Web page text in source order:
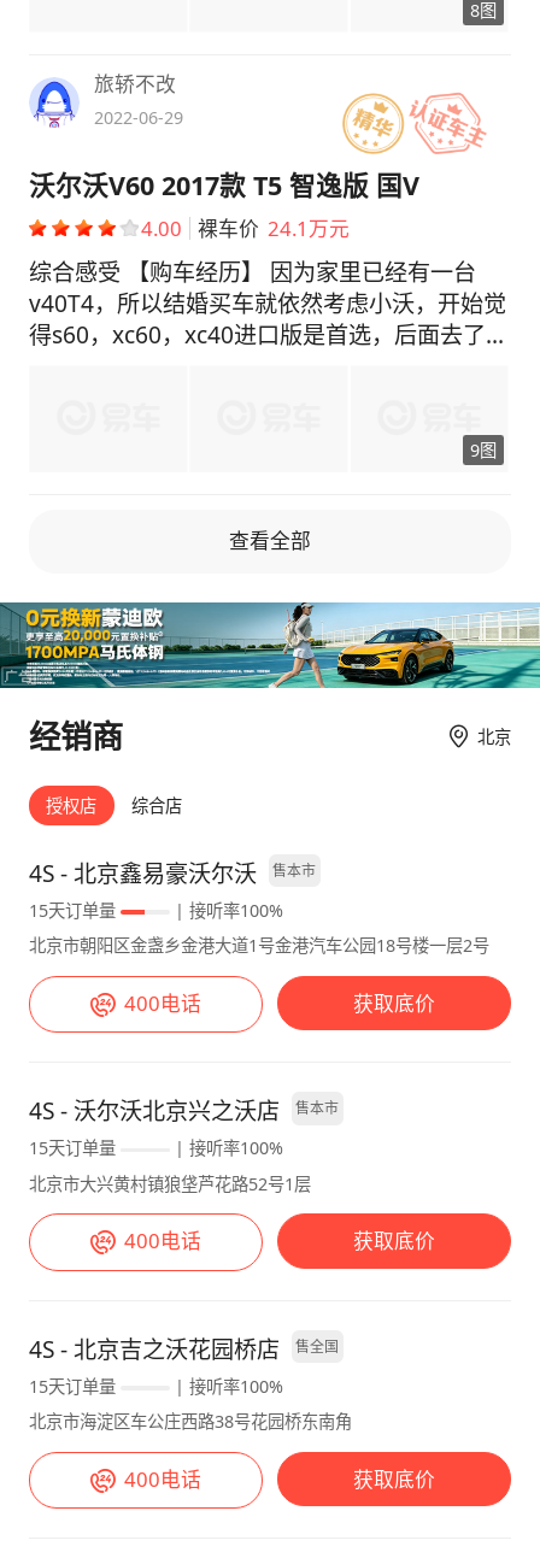
税2.6万左右。落地价格大概在32.4万元上下，
养、贴膜、脚垫和行车记录仪等东西。 【驾驶
感受】 虽然搭载的是2.0T发动机，但最大马力
为197Ps。从起步开始就能感受到强劲的动力输
出和稳定的操控性，尤其是在高速行驶时的推背
感尤为强烈。方向盘手感轻盈且精准度高，让我
在驾驶过程中充满信心与安全感！还有就是底盘
调校得当，即使在颠簸路段也能保持稳定舒适的
感觉。 【最满意】 车子的外观是我最满意的地
方，因为第一眼看到这台车的时候就被它的颜值
的设计语言和犀利的车灯组组合而成使得整个车
辆看起来非常霸气十足。 【不满意】 新车刚提
观是我喜欢的类型，看着特别运动年轻。车头的
睛力也很强，车身线条流畅自然也很有力量感与
豪华气息并存的感觉，每次开着它出门回头率都
很高。 【舒适性】 沃尔沃V60在舒适性方面做
时间驾驶也不会感到疲劳或不适感。此外，这款
接等实用功能让我的用车体验更加便捷与愉悦。
【空间】 空间方面沃尔沃V60表现中规中矩，没
有特别突出的地方。后排的腿部和头部的空间都
相对较小一些，长时间乘坐可能会有些不舒服。
但是后备厢容积却非常可观，可以轻松满足日常
购物、旅行等需求。 【油耗】 现在综合油耗在
8.6L，目前还在磨合期阶段，估计过段时间会降
一些下来。毕竟车子的动力也比较强嘛！而且我
V60配备了主动刹车、车道保持辅助系统等，还
支持蓝牙连接等功能，让我在长途旅行中能够更
加便捷地接听电话或导航，提高了整体的舒适感
与体验。 总结：沃尔沃V60安全方面表现出色，
无论是外观设计还是内饰配置都展现出其卓越的
实力与品质。它不仅拥有出色的动力性能和舒适
8图
旅轿不改
2022-06-29
沃尔沃V60 2017款 T5 智逸版 国V
4.00 裸车价 24.1万元
综合感受 【购车经历】 因为家里已经有一台
v40T4，所以结婚买车就依然考虑小沃，开始觉
得s60，xc60，xc40进口版是首选，后面去了店
于是改款前买的最后一批车（从东北拿板车拉回
来的...），所以折扣相当谈的比较狠，媒体价33
毂，要了1000块钱，裸车24万1，4s要求2年联
保，一共9800+8600，非常肉疼...很是不理解🤬
购置税14000多，交强险950，还有零七八碎的
一堆。 4s送了底盘装甲，全车玻璃贴膜，3年10
次基础保养，脚垫，行车记录仪（山寨货），其
他没了，算了，车喜欢就好😕😕😕 【用车成
本】 1.因为买车随送了三年10次基础保养，所
1400多一次还能接受。 2.修车暂时不涉及，希
油耗12，堵车15，城际快速路及环线9～10，高
速7～，基本满意。 【最不满意】 因为住在市
中心 油耗偏高算不满意也勉强算一条吧😂😂😂
【驾驶感受】 1.操控指向性非常好，指哪打
哪，底盘通过性一般。一般不越野，问题不大。
2.动力上可能是因为车重和变速箱的原因，起步
受】 1.避震有点偏硬，适合运动系车主，座椅
加热及真皮配饰，的确满足一般需求。 2.两三
个人用暂时够，不过对于大长腿的我，后排的确
有点吃紧。 【用车反馈】 1外观上，原汁原味
的北欧瓦罐，外观必须没的说。 2.内饰上，内
饰一般，环保材料的确是顶呱呱， 新车没味，
对于标轴车的空间两个人暂时够用，舒适性也满
足我俩要求，环保更是一流，提新车都没味道，
太厉害了，只是我家在市中心，油耗一直偏高，
也能理解。 虽然交作业晚了这么多年，但现在
发现越来越喜欢旅行车了，尤其看见车友的瓦
罐，总有说不完的话题，希望小沃带我们走向幸
9图
查看全部
经销商 北京
授权店 综合店
4S - 北京鑫易豪沃尔沃 售本市
15天订单量
| 接听率100%
北京市朝阳区金盏乡金港大道1号金港汽车公园18号楼一层2号
400电话 获取底价
4S - 沃尔沃北京兴之沃店 售本市
15天订单量
| 接听率100%
北京市大兴黄村镇狼垡芦花路52号1层
400电话 获取底价
4S - 北京吉之沃花园桥店 售全国
15天订单量
| 接听率100%
北京市海淀区车公庄西路38号花园桥东南角
400电话 获取底价